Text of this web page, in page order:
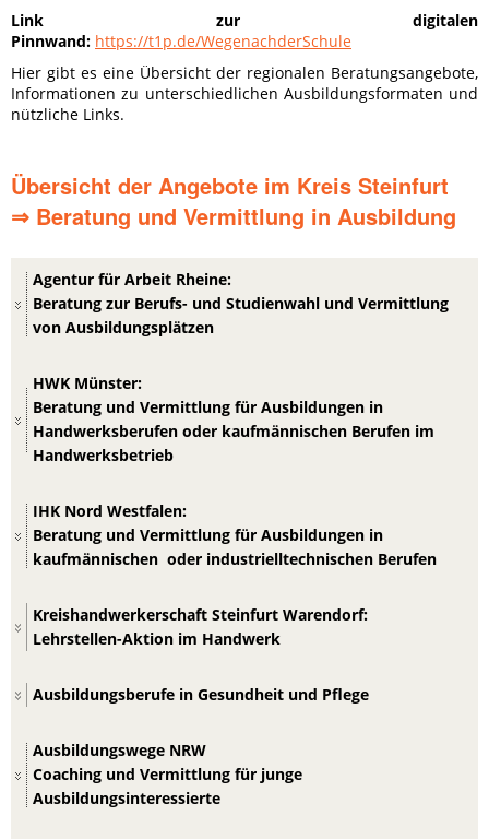
Link zur digitalen
Pinnwand: https://t1p.de/WegenachderSchule
Hier gibt es eine Übersicht der regionalen Beratungsangebote,
Informationen zu unterschiedlichen Ausbildungsformaten und
nützliche Links.
Übersicht der Angebote im Kreis Steinfurt
⇒ Beratung und Vermittlung in Ausbildung
Agentur für Arbeit Rheine:
Beratung zur Berufs- und Studienwahl und Vermittlung
von Ausbildungsplätzen
HWK Münster:
Beratung und Vermittlung für Ausbildungen in
Handwerksberufen oder kaufmännischen Berufen im
Handwerksbetrieb
IHK Nord Westfalen:
Beratung und Vermittlung für Ausbildungen in
kaufmännischen oder industrielltechnischen Berufen
Kreishandwerkerschaft Steinfurt Warendorf:
Lehrstellen-Aktion im Handwerk
Ausbildungsberufe in Gesundheit und Pflege
Ausbildungswege NRW
Coaching und Vermittlung für junge
Ausbildungsinteressierte